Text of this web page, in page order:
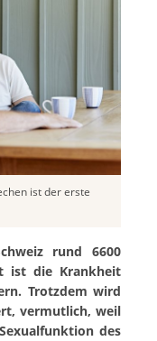
ist der erste
rund 6600
ist die Krankheit
Trotzdem wird
vermutlich, weil
des